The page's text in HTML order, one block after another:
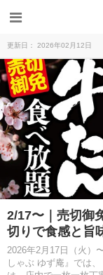
更新日： 2026年02月12日
2/17〜｜売切御
切りで食感と旨
2026年2月17日（火）
しゃぶ ゆず庵』では